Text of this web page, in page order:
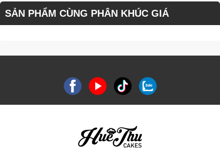
SẢN PHẨM CÙNG PHÂN KHÚC GIÁ